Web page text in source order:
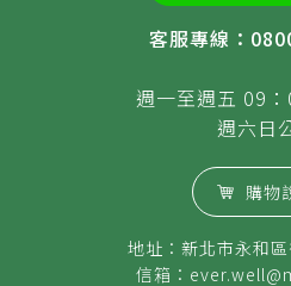
購物
地址：新北市永和
信箱：
客服專線：
週一至週五 09
週六日